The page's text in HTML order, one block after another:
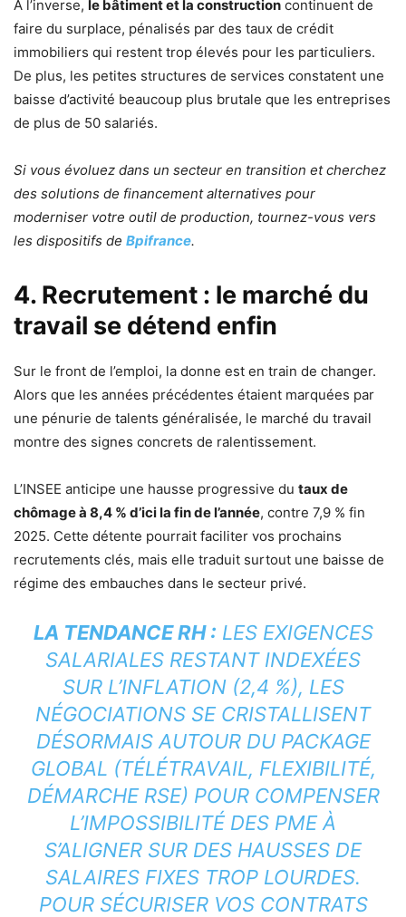
À l’inverse, le bâtiment et la construction continuent de
faire du surplace, pénalisés par des taux de crédit
immobiliers qui restent trop élevés pour les particuliers.
De plus, les petites structures de services constatent une
baisse d’activité beaucoup plus brutale que les entreprises
de plus de 50 salariés.
Si vous évoluez dans un secteur en transition et cherchez
des solutions de financement alternatives pour
moderniser votre outil de production, tournez-vous vers
les dispositifs de Bpifrance.
4. Recrutement : le marché du
travail se détend enfin
Sur le front de l’emploi, la donne est en train de changer.
Alors que les années précédentes étaient marquées par
une pénurie de talents généralisée, le marché du travail
montre des signes concrets de ralentissement.
L’INSEE anticipe une hausse progressive du taux de
chômage à 8,4 % d’ici la fin de l’année, contre 7,9 % fin
2025. Cette détente pourrait faciliter vos prochains
recrutements clés, mais elle traduit surtout une baisse de
régime des embauches dans le secteur privé.
LA TENDANCE RH : LES EXIGENCES
SALARIALES RESTANT INDEXÉES
SUR L’INFLATION (2,4 %), LES
NÉGOCIATIONS SE CRISTALLISENT
DÉSORMAIS AUTOUR DU PACKAGE
GLOBAL (TÉLÉTRAVAIL, FLEXIBILITÉ,
DÉMARCHE RSE) POUR COMPENSER
L’IMPOSSIBILITÉ DES PME À
S’ALIGNER SUR DES HAUSSES DE
SALAIRES FIXES TROP LOURDES.
POUR SÉCURISER VOS CONTRATS